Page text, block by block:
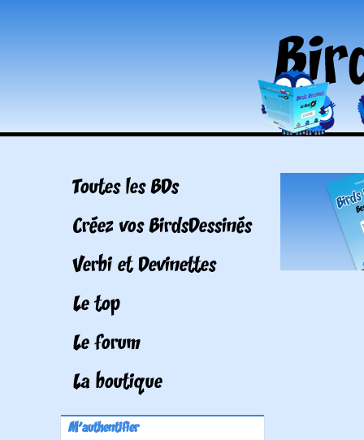
Toutes les BDs
Créez vos BirdsDessinés
Verbi et Devinettes
Le top
Le forum
La boutique
M'authentifier